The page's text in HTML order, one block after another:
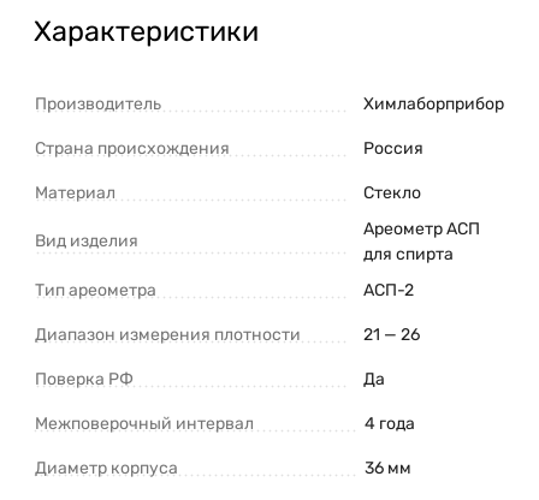
Характеристики
Производитель Химлаборприбор
Страна происхождения Россия
Материал Стекло
Вид изделия
Ареометр АСП
для спирта
Тип ареометра
АСП-2
Диапазон измерения плотности 21 — 26
Поверка РФ Да
Межповерочный интервал 4 года
Диаметр корпуса 36 мм